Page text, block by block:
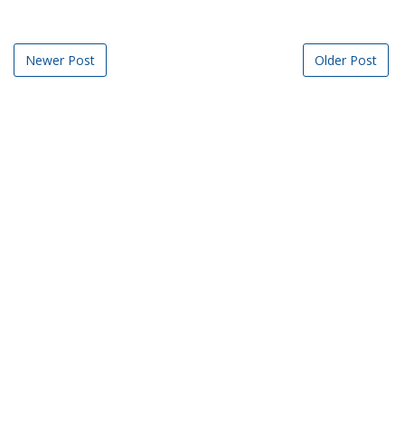
Newer Post Older Post